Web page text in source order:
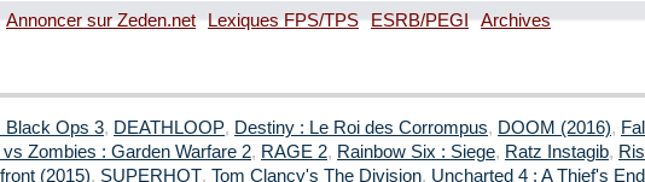
Annoncer sur Zeden.net Lexiques FPS/TPS ESRB/PEGI
Archives
Black Ops 3, DEATHLOOP, Destiny : Le Roi des Corrompus, DOOM (2016),
vs Zombies : Garden Warfare 2, RAGE 2, Rainbow Six : Siege, Ratz Instagib,
(2015), SUPERHOT, Tom Clancy's The Division, Uncharted 4 : A Thief's End